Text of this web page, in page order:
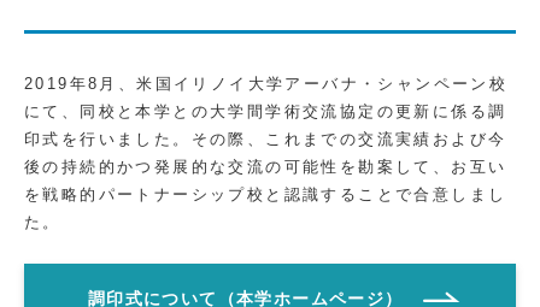
2019年8月、米国イリノイ大学アーバナ・シャンペーン校
にて、同校と本学との大学間学術交流協定の更新に係る調
印式を行いました。その際、これまでの交流実績および今
後の持続的かつ発展的な交流の可能性を勘案して、お互い
を戦略的パートナーシップ校と認識することで合意しまし
た。
調印式について（本学ホームページ）